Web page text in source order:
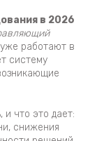
в 2026
работают в
систему
и что это дает:
снижения